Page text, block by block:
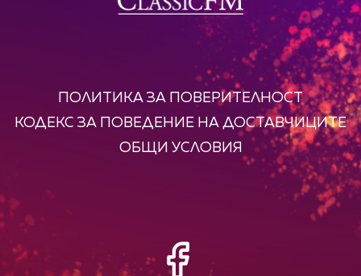
ПОЛИТИКА ЗА ПОВЕРИТЕЛНОСТ
КОДЕКС ЗА ПОВЕДЕНИЕ НА ДОСТАВЧИЦИТЕ
ОБЩИ УСЛОВИЯ